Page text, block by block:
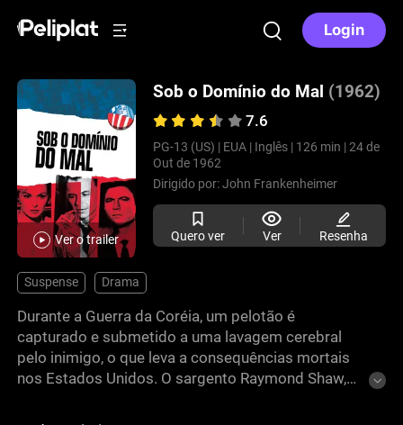
Login
Ver o trailer
Sob o Domínio do Mal (1962)
7.6
PG-13 (US) | EUA | Inglês | 126 min | 24 de
Out de 1962
Dirigido por:John Frankenheimer
Quero ver Ver Resenha
Suspense Drama
Durante a Guerra da Coréia, um pelotão é
capturado e submetido a uma lavagem cerebral
pelo inimigo, o que leva a consequências mortais
nos Estados Unidos. O sargento Raymond Shaw,
peão em uma sinistra conspiração política. Um